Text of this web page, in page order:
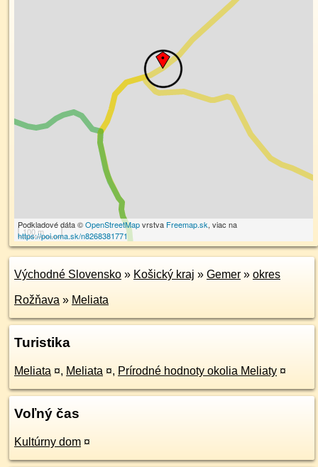
100 m
Podkladové dáta ©OpenStreetMapvrstva Freemap.sk, viac na
https://poi.oma.sk/n8268381771
Východné Slovensko » Košický kraj » Gemer » okres
Rožňava » Meliata
Turistika
Meliata ¤, Meliata ¤, Prírodné hodnoty okolia Meliaty ¤
Voľný čas
Kultúrny dom ¤